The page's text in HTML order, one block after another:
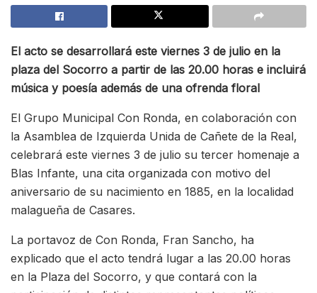
El acto se desarrollará este viernes 3 de julio en la
plaza del Socorro a partir de las 20.00 horas e incluirá
música y poesía además de una ofrenda floral
El Grupo Municipal Con Ronda, en colaboración con
la Asamblea de Izquierda Unida de Cañete de la Real,
celebrará este viernes 3 de julio su tercer homenaje a
Blas Infante, una cita organizada con motivo del
aniversario de su nacimiento en 1885, en la localidad
malagueña de Casares.
La portavoz de Con Ronda, Fran Sancho, ha
explicado que el acto tendrá lugar a las 20.00 horas
en la Plaza del Socorro, y que contará con la